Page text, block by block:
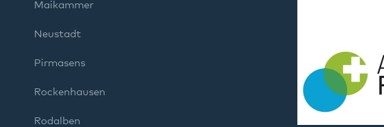
Maikammer
Neustadt
Pirmasens
Rockenhausen
Rodalben